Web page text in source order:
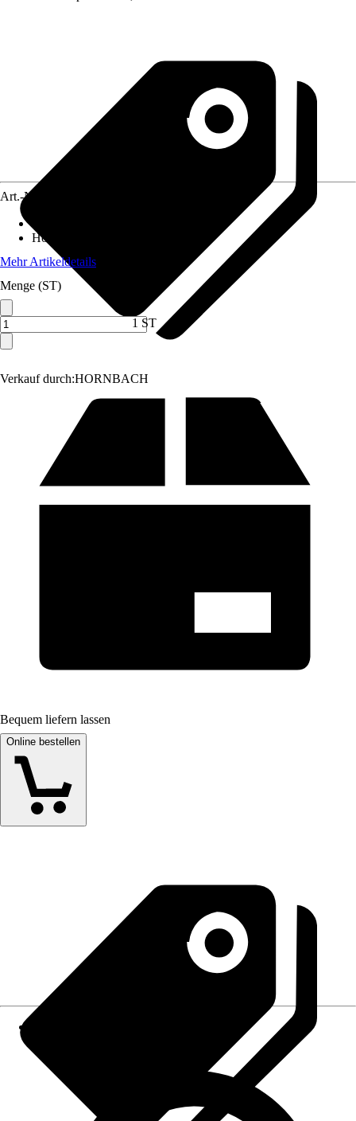
Verkauf durch:HORNBACH
Art.-Nr.
Höhe
Mehr Artikeldetails
Menge (ST)
1 ST
Bequem liefern lassen
Online bestellen